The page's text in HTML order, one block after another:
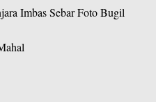
Imbas Sebar Foto Bugil